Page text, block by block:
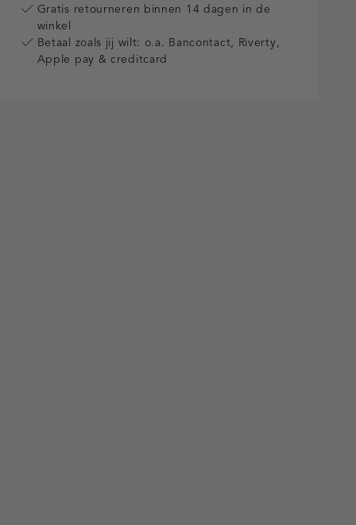
Gratis retourneren binnen 14 dagen in de
winkel
Betaal zoals jij wilt: o.a. Bancontact, Riverty,
Apple pay & creditcard